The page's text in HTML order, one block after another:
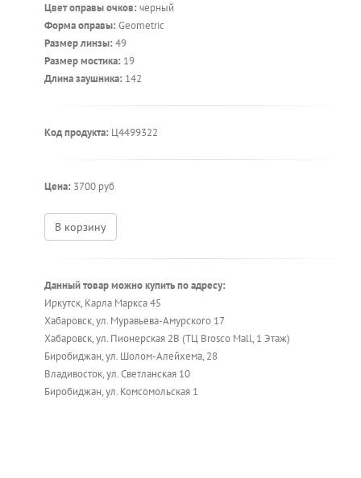
Цвет оправы очков: черный
Форма оправы: Geometric
Размер линзы: 49
Размер мостика: 19
Длина заушника: 142
Код продукта: Ц4499322
Цена: 3700 руб
В корзину
Данный товар можно купить по адресу:
Иркутск, Карла Маркса 45
Хабаровск, ул. Муравьева-Амурского 17
Хабаровск, ул. Пионерская 2В (ТЦ Brosco Mall, 1 Этаж)
Биробиджан, ул. Шолом-Алейхема, 28
Владивосток, ул. Светланская 10
Биробиджан, ул. Комсомольская 1